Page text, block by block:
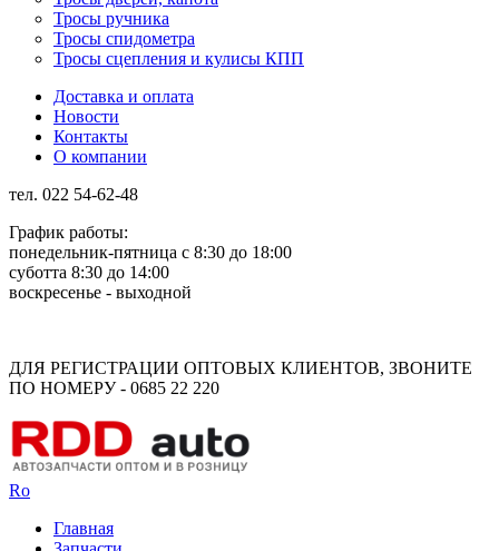
Тросы ручника
Тросы спидометра
Тросы сцепления и кулисы КПП
Доставка и оплата
Новости
Контакты
О компании
тел. 022 54-62-48
График работы:
понедельник-пятница с 8:30 до 18:00
суботта 8:30 до 14:00
воскресенье - выходной
ДЛЯ РЕГИСТРАЦИИ ОПТОВЫХ КЛИЕНТОВ, ЗВОНИТЕ
ПО НОМЕРУ - 0685 22 220
Ro
Главная